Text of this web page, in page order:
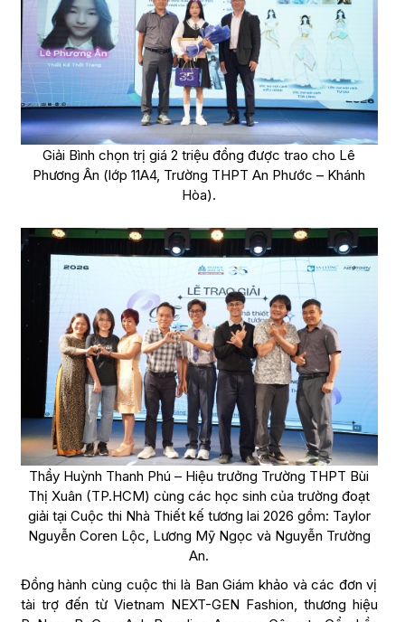
Giải Bình chọn trị giá 2 triệu đồng được trao cho Lê
Phương Ân (lớp 11A4, Trường THPT An Phước – Khánh
Hòa).
Thầy Huỳnh Thanh Phú – Hiệu trưởng Trường THPT Bùi
Thị Xuân (TP.HCM) cùng các học sinh của trường đoạt
giải tại Cuộc thi Nhà Thiết kế tương lai 2026 gồm: Taylor
Nguyễn Coren Lộc, Lương Mỹ Ngọc và Nguyễn Trường
An.
Đồng hành cùng cuộc thi là Ban Giám khảo và các đơn vị
tài trợ đến từ Vietnam NEXT-GEN Fashion, thương hiệu